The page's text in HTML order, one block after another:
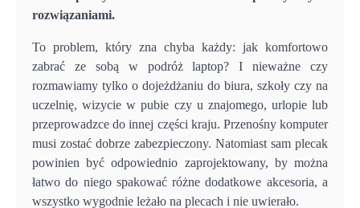
rozwiązaniami.
To problem, który zna chyba każdy: jak komfortowo
zabrać ze sobą w podróż laptop? I nieważne czy
rozmawiamy tylko o dojeżdżaniu do biura, szkoły czy na
uczelnię, wizycie w pubie czy u znajomego, urlopie lub
przeprowadzce do innej części kraju. Przenośny komputer
musi zostać dobrze zabezpieczony. Natomiast sam plecak
powinien być odpowiednio zaprojektowany, by można
łatwo do niego spakować różne dodatkowe akcesoria, a
wszystko wygodnie leżało na plecach i nie uwierało.